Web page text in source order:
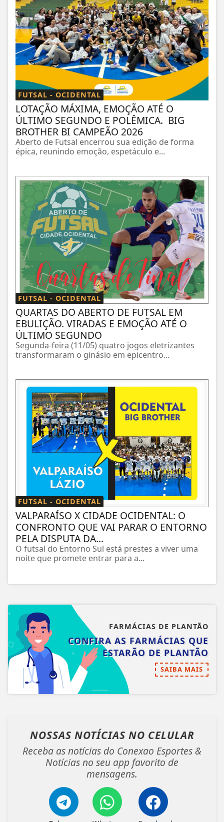
FUTSAL - OCIDENTAL
LOTAÇÃO MÁXIMA, EMOÇÃO ATÉ O
ÚLTIMO SEGUNDO E POLÊMICA. BIG
BROTHER BI CAMPEÃO 2026
Aberto de Futsal encerrou sua edição de forma
épica, reunindo emoção, espetáculo e...
FUTSAL - OCIDENTAL
QUARTAS DO ABERTO DE FUTSAL EM
EBULIÇÃO. VIRADAS E EMOÇÃO ATÉ O
ÚLTIMO SEGUNDO
Segunda-feira (11/05) quatro jogos eletrizantes
transformaram o ginásio em epicentro...
FUTSAL - OCIDENTAL
VALPARAÍSO X CIDADE OCIDENTAL: O
CONFRONTO QUE VAI PARAR O ENTORNO
PELA DISPUTA DA...
O futsal do Entorno Sul está prestes a viver uma
noite que promete entrar para a...
FARMÁCIAS DE PLANTÃO
CONFIRA AS FARMÁCIAS QUE
ESTARÃO DE PLANTÃO
SAIBA MAIS
NOSSAS NOTÍCIAS NO CELULAR
Receba as notícias do Conexao Esportes &
Notícias no seu app favorito de
mensagens.